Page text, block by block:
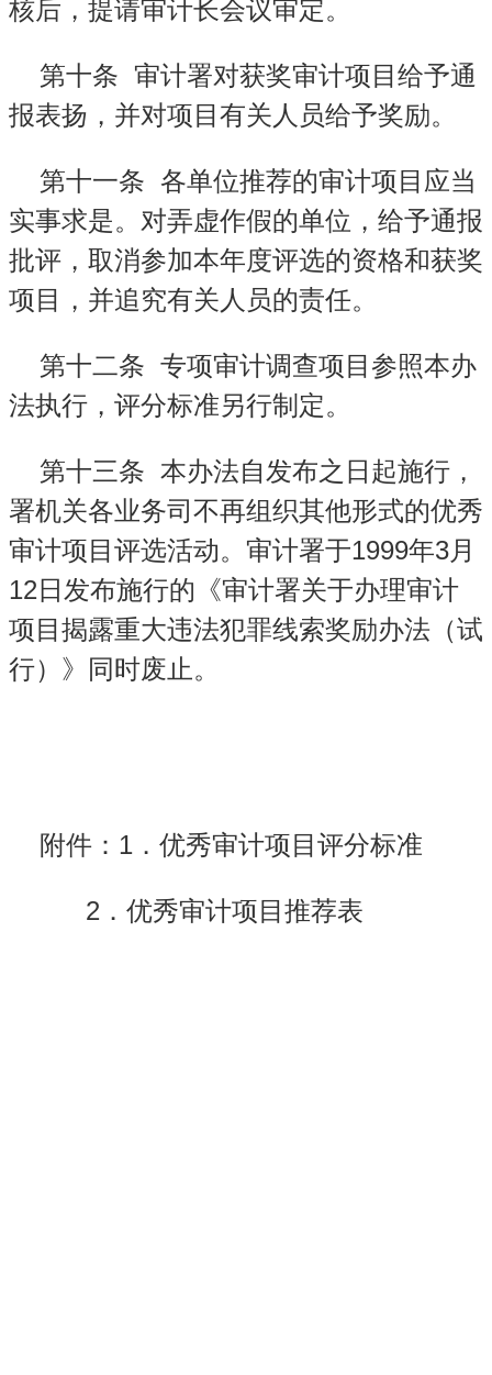
核后，提请审计长会议审定。
第十条
审计署对获奖审计项目给予通
报表扬，并对项目有关人员给予奖励。
第十一条 各单位推荐的审计项目应当
实事求是。对弄虚作假的单位，给予通报
批评，取消参加本年度评选的资格和获奖
项目，并追究有关人员的责任。
第十二条 专项审计调查项目参照本办
法执行，评分标准另行制定。
第十三条 本办法自发布之日起施行，
署机关各业务司不再组织其他形式的优秀
审计项目评选活动。审计署于1999年3月
12 日发布施行的《审计署关于办理审计
项目揭露重大违法犯罪线索奖励办法（试
行）》同时废止。
附件： 1 ．优秀审计项目评分标准
2 ．优秀审计项目推荐表